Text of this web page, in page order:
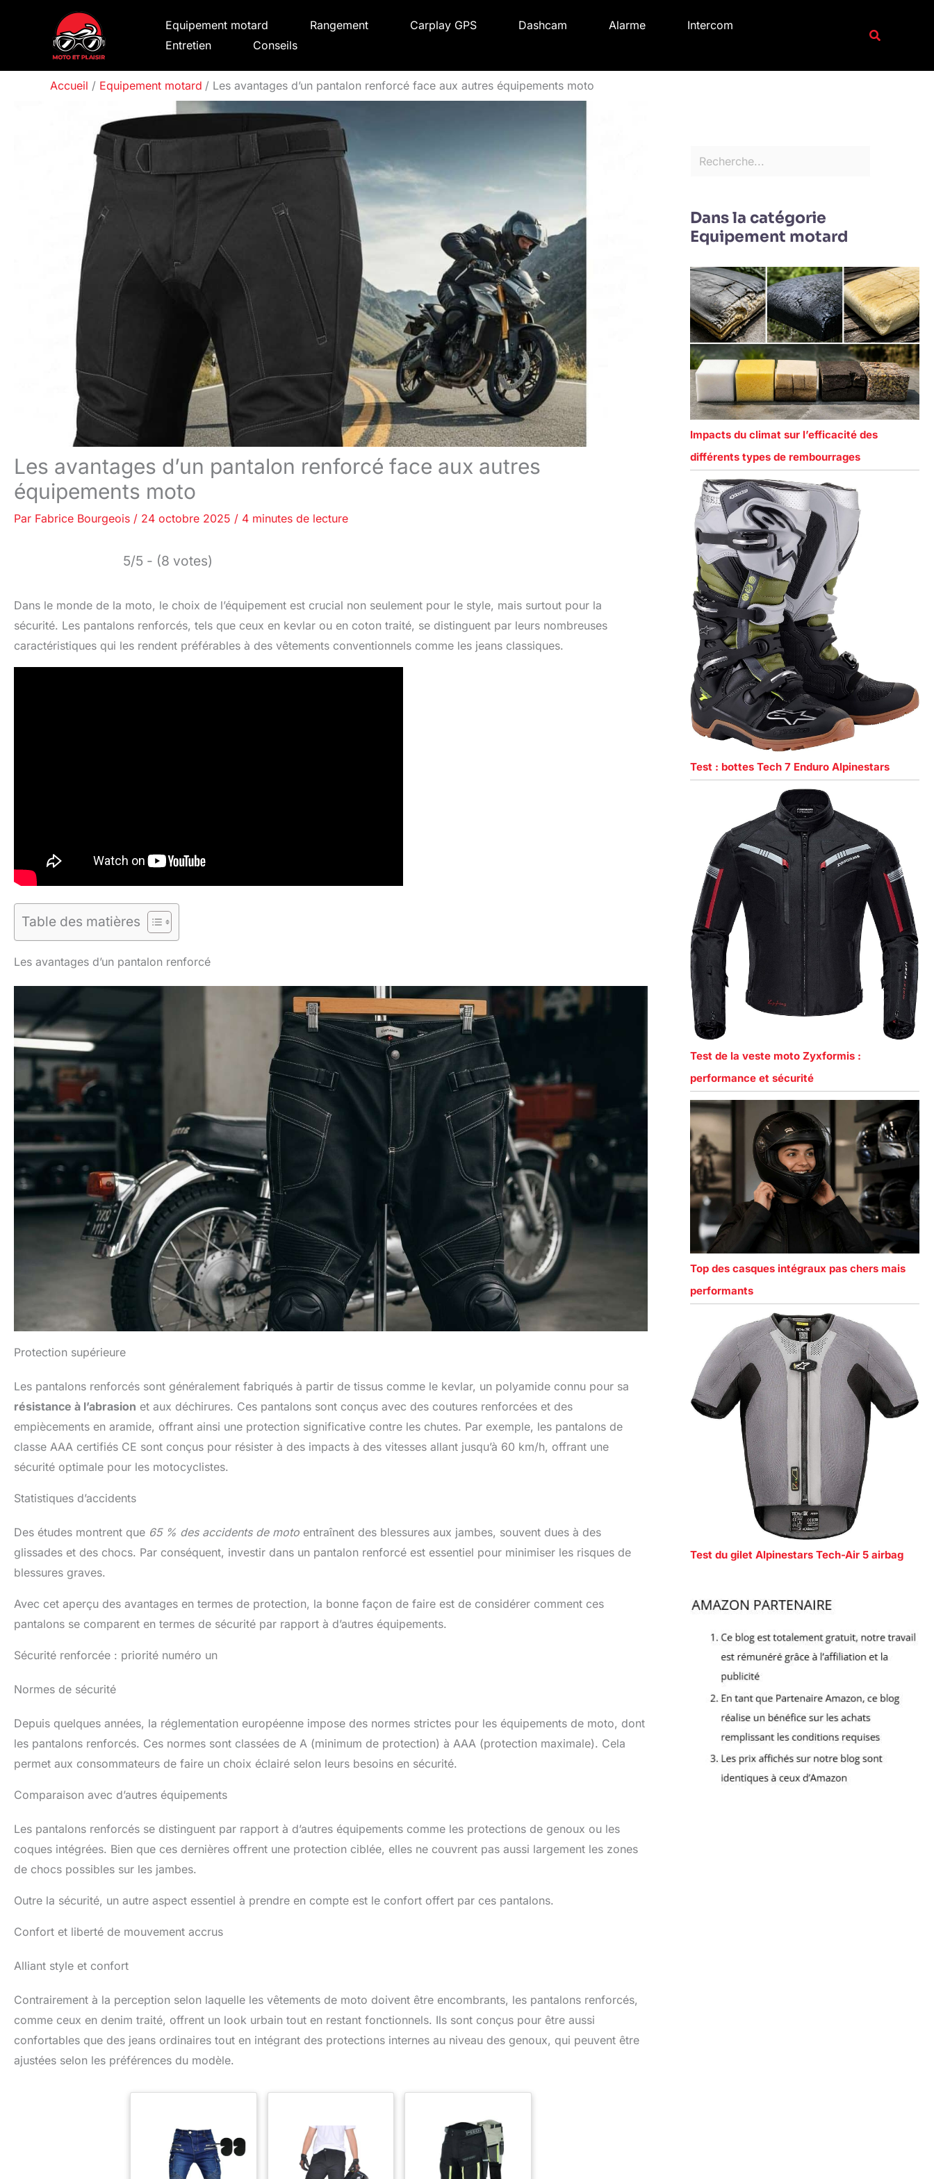
Equipement motard Rangement Carplay GPS Dashcam Alarme
Intercom
Entretien
Conseils
Accueil Equipement motard Les avantages d’un pantalon renforcé face aux autres équipements moto
Les avantages d’un pantalon renforcé face aux autres
équipements moto
Par Fabrice Bourgeois / 24 octobre 2025 / 4 minutes de lecture
5/5 - (8 votes)
Dans le monde de la moto, le choix de l’équipement est crucial non seulement pour le style, mais surtout pour la
sécurité. Les pantalons renforcés, tels que ceux en kevlar ou en coton traité, se distinguent par leurs nombreuses
caractéristiques qui les rendent préférables à des vêtements conventionnels comme les jeans classiques.
Table des matières
Les avantages d’un pantalon renforcé
Protection supérieure
Les pantalons renforcés sont généralement fabriqués à partir de tissus comme le kevlar, un polyamide connu pour sa
résistance à l’abrasion et aux déchirures. Ces pantalons sont conçus avec des coutures renforcées et des
empiècements en aramide, offrant ainsi une protection significative contre les chutes. Par exemple, les pantalons de
classe AAA certifiés CE sont conçus pour résister à des impacts à des vitesses allant jusqu’à 60 km/h, offrant une
sécurité optimale pour les motocyclistes.
Statistiques d’accidents
Des études montrent que 65 % des accidents de moto entraînent des blessures aux jambes, souvent dues à des
glissades et des chocs. Par conséquent, investir dans un pantalon renforcé est essentiel pour minimiser les risques de
blessures graves.
Avec cet aperçu des avantages en termes de protection, la bonne façon de faire est de considérer comment ces
pantalons se comparent en termes de sécurité par rapport à d’autres équipements.
Sécurité renforcée : priorité numéro un
Normes de sécurité
Depuis quelques années, la réglementation européenne impose des normes strictes pour les équipements de moto, dont
les pantalons renforcés. Ces normes sont classées de A (minimum de protection) à AAA (protection maximale). Cela
permet aux consommateurs de faire un choix éclairé selon leurs besoins en sécurité.
Comparaison avec d’autres équipements
Les pantalons renforcés se distinguent par rapport à d’autres équipements comme les protections de genoux ou les
coques intégrées. Bien que ces dernières offrent une protection ciblée, elles ne couvrent pas aussi largement les zones
de chocs possibles sur les jambes.
Outre la sécurité, un autre aspect essentiel à prendre en compte est le confort offert par ces pantalons.
Confort et liberté de mouvement accrus
Alliant style et confort
Contrairement à la perception selon laquelle les vêtements de moto doivent être encombrants, les pantalons renforcés,
comme ceux en denim traité, offrent un look urbain tout en restant fonctionnels. Ils sont conçus pour être aussi
confortables que des jeans ordinaires tout en intégrant des protections internes au niveau des genoux, qui peuvent être
ajustées selon les préférences du modèle.
e
rDans la catégorie
Equipement motard
Impacts du climat sur l’efficacité des
différents types de rembourrages
Test : bottes Tech 7 Enduro Alpinestars
Test de la veste moto Zyxformis :
performance et sécurité
Top des casques intégraux pas chers mais
performants
Test du gilet Alpinestars Tech-Air 5 airbag